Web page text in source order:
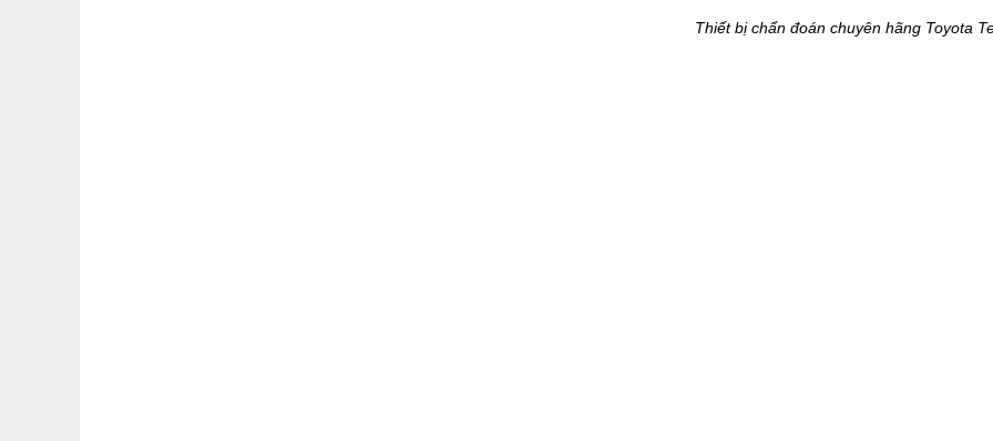
Thiết bị chẩn đoán chuyên hãng Toyota